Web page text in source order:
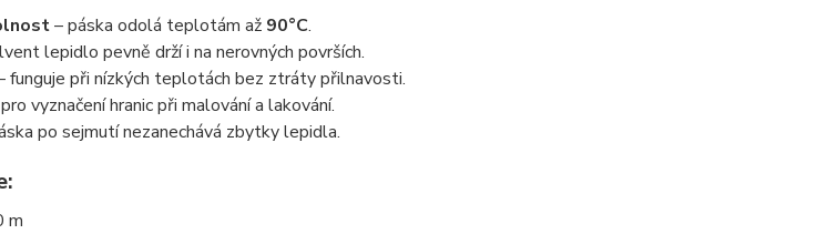
– páska odolá teplotám až 90°C.
lepidlo pevně drží i na nerovných površích.
funguje při nízkých teplotách bez ztráty přilnavosti.
vyznačení hranic při malování a lakování.
po sejmutí nezanechává zbytky lepidla.
m